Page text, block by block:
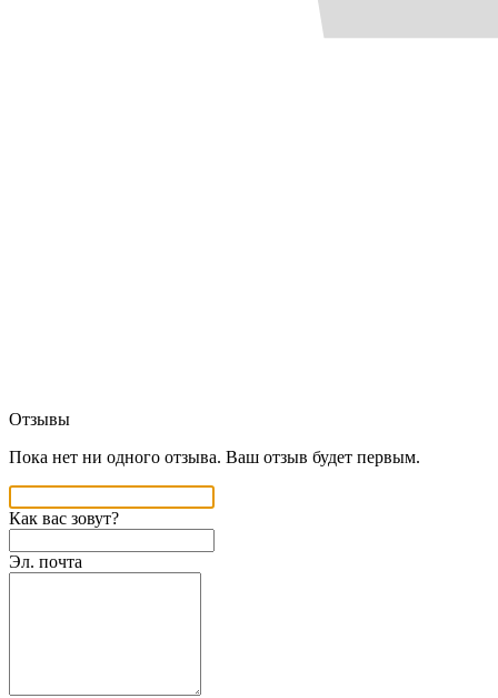
Отзывы
Пока нет ни одного отзыва. Ваш отзыв будет первым.
Как вас зовут?
Эл. почта